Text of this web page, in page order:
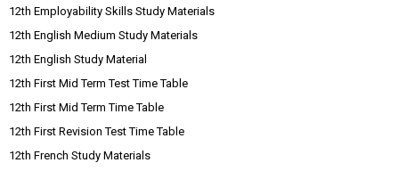
12th Employability Skills Study Materials
12th English Medium Study Materials
12th English Study Material
12th First Mid Term Test Time Table
12th First Mid Term Time Table
12th First Revision Test Time Table
12th French Study Materials